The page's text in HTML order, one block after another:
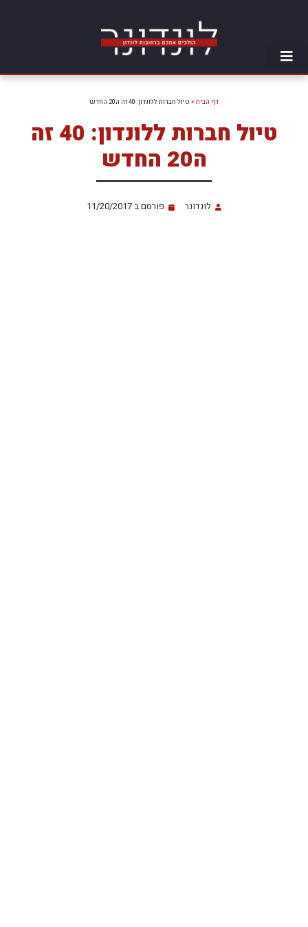
דף הבית » טיול חברות ללונדון: 40 זה ה20 החדש
טיול חברות ללונדון: 40 זה
ה20 החדש
לונדונר פורסם ב11/20/2017